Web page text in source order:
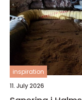
inspiration
11. July 2026